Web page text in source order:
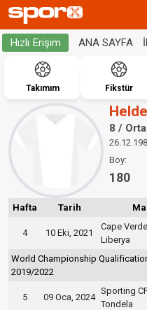
Hızlı Erişim ANA SAYFA
Takımım Fikstür
8 /
Boy:
180
Hafta Tarih
4 10 Eki, 2021
Cape Verde
Liberya
World Championship
2019/2022
5 09 Oca, 2024
Sporting
Tondela